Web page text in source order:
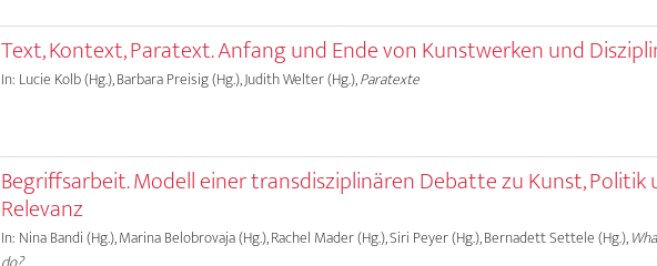
Text, Kontext, Paratext. Anfang und Ende von Kunstwerken und
In: Lucie Kolb (Hg.), Barbara Preisig (Hg.), Judith Welter (Hg.),Paratexte
Begriffsarbeit. Modell einer transdisziplinären Debatte zu Kunst, Politik
Relevanz
In: Nina Bandi (Hg.), Marina Belobrovaja (Hg.), Rachel Mader (Hg.), Siri Peyer (Hg.), Bernadett Settele (Hg.),